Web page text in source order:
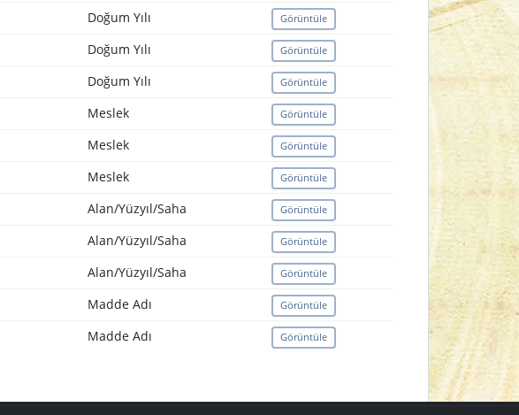
Doğum Yılı Görüntüle
Doğum Yılı Görüntüle
Doğum Yılı Görüntüle
Meslek Görüntüle
Meslek Görüntüle
Meslek Görüntüle
Alan/Yüzyıl/Saha Görüntüle
Alan/Yüzyıl/Saha Görüntüle
Alan/Yüzyıl/Saha Görüntüle
Madde Adı Görüntüle
Madde Adı Görüntüle